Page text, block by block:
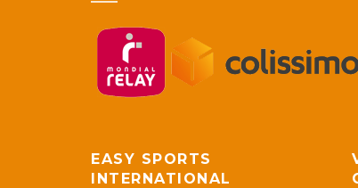
EASY SPORTS
INTERNATIONAL